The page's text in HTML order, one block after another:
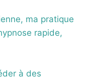
ma pratique
rapide,
à des